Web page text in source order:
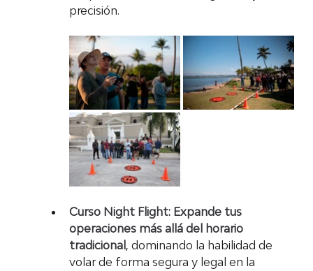
precisión.
Curso Night Flight: Expande tus
operaciones más allá del horario
tradicional , dominando la habilidad de
volar de forma segura y legal en la